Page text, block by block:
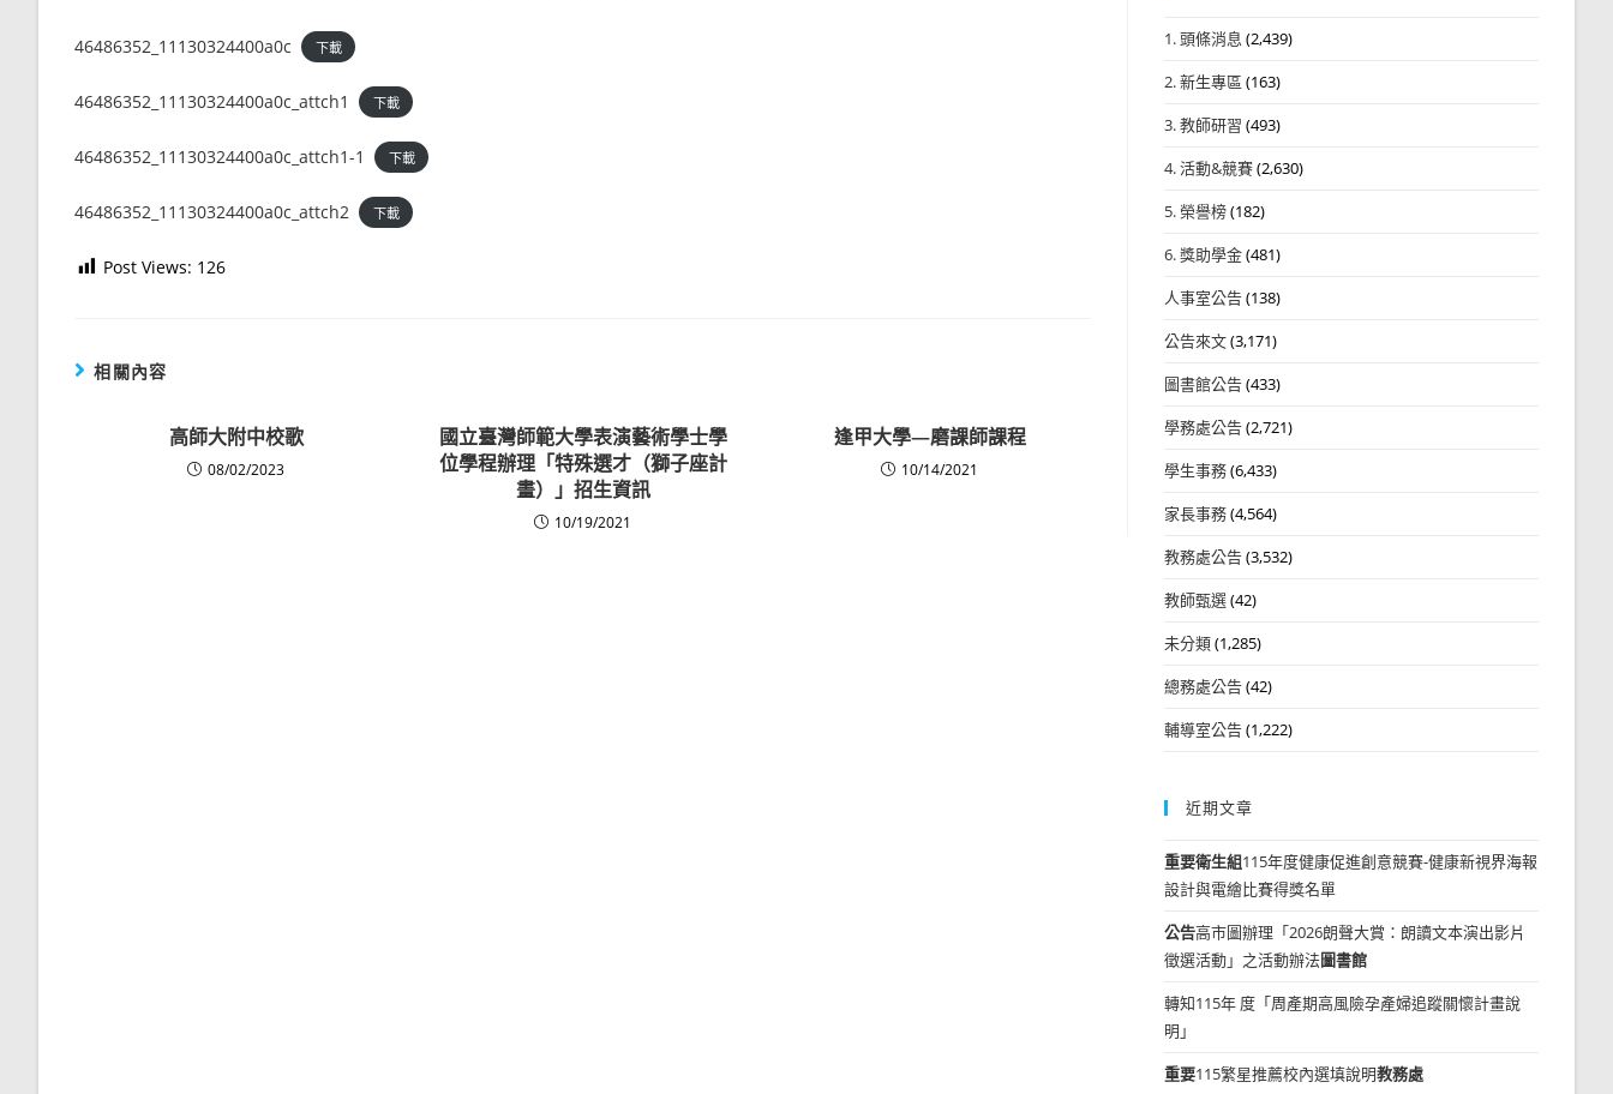
46486352_11130324400a0c 下載
46486352_11130324400a0c_attch1 下載
46486352_11130324400a0c_attch1-1 下載
46486352_11130324400a0c_attch2 下載
Post Views: 126
相關內容
高師大附中校歌
08/02/2023
國立臺灣師範大學表演藝術學士學
位學程辦理「特殊選才（獅子座計
畫）」招生資訊
10/19/2021
逢甲大學—磨課師課程
10/14/2021
1. 頭條消息 (2,439)
2. 新生專區 (163)
3. 教師研習 (493)
4. 活動&競賽(2,630)
5. 榮譽榜(182)
6. 獎助學金(481)
人事室公告(138)
公告來文(3,171)
圖書館公告(433)
學務處公告(2,721)
學生事務(6,433)
家長事務(4,564)
教務處公告(3,532)
教師甄選(42)
未分類(1,285)
總務處公告(42)
輔導室公告(1,222)
近期文章
重要衛生組115年度健康促進創意競賽-健康新視界海報
設計與電繪比賽得獎名單
公告高市圖辦理「2026朗聲大賞：朗讀文本演出影片
徵選活動」之活動辦法圖書館
轉知115年 度「周產期高風險孕產婦追蹤關懷計畫說
明」
重要115繁星推薦校內選填說明教務處